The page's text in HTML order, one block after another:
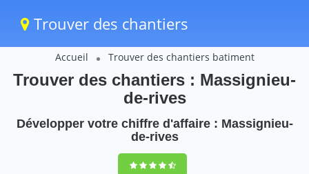
Trouver des chantiers
Accueil Trouver des chantiers batiment
Trouver des chantiers : Massignieu-
de-rives
Développer votre chiffre d'affaire : Massignieu-
de-rives